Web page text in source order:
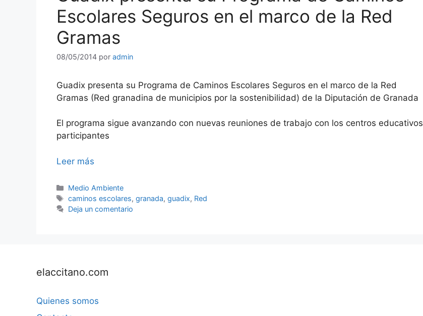
Escolares Seguros en el marco de la Red
Gramas
08/05/2014 por admin
Guadix presenta su Programa de Caminos Escolares Seguros en el marco de la Red
Gramas (Red granadina de municipios por la sostenibilidad) de la Diputación de Granada
El programa sigue avanzando con nuevas reuniones de trabajo con los centros educativos
participantes
Leer más
Categorías
Medio Ambiente
Etiquetas
caminos escolares,granada,guadix, Red
Deja un comentario
elaccitano.com
Quienes somos